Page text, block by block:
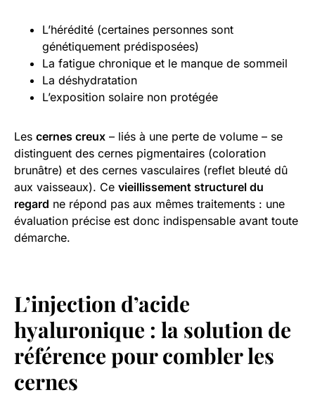
L’hérédité (certaines personnes sont
génétiquement prédisposées)
La fatigue chronique et le manque de sommeil
La déshydratation
L’exposition solaire non protégée
Les cernes creux – liés à une perte de volume – se
distinguent des cernes pigmentaires (coloration
brunâtre) et des cernes vasculaires (reflet bleuté dû
aux vaisseaux). Ce vieillissement structurel du
regard ne répond pas aux mêmes traitements : une
évaluation précise est donc indispensable avant toute
démarche.
L’injection d’acide
hyaluronique : la solution de
référence pour combler les
cernes